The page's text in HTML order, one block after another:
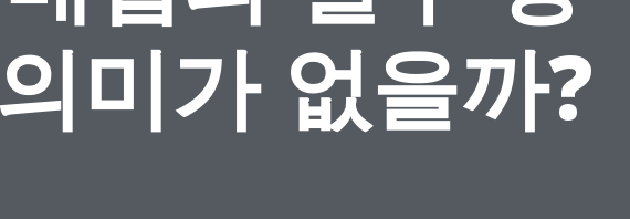
미가 없을까?